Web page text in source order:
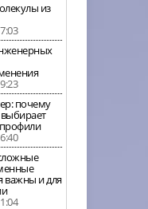
из
почему
выбирает
важны и для